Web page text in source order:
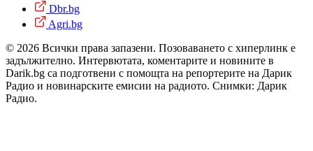
Dbr.bg
Agri.bg
© 2026 Всички права запазени. Позоваването с хиперлинк е
задължително. Интервютата, коментарите и новините в
Darik.bg са подготвени с помощта на репортерите на Дарик
Радио и новинарските емисии на радиото. Снимки: Дарик
Радио.